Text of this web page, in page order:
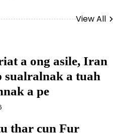
View All
a ong asile, Iran
sualralnak a tuah
a pe
thar cun Fur